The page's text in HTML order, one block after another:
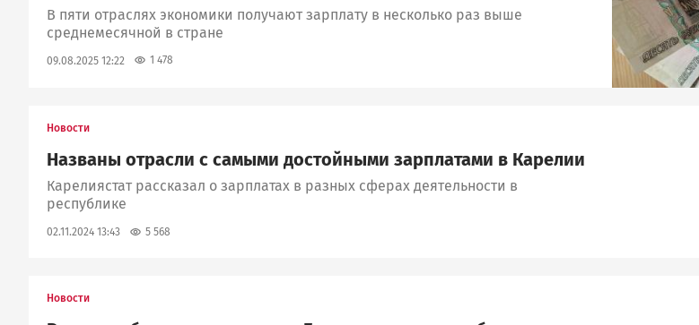
В пяти отраслях экономики получают зарплату в несколько раз выше
среднемесячной в стране
09.08.2025 12:22 1 478
Новости
Названы отрасли с самыми достойными зарплатами в Карелии
Карелиястат рассказал о зарплатах в разных сферах деятельности в
республике
02.11.2024 13:43 5 568
Новости